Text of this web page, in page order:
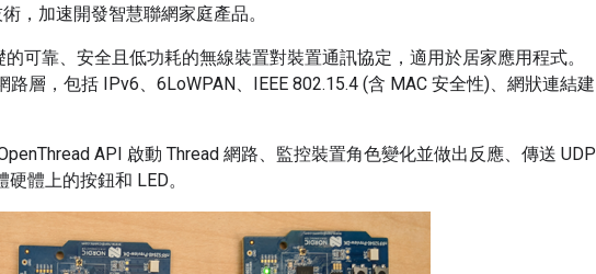
，加速開發智慧聯網家庭產品。
可靠、安全且低功耗的無線裝置對裝置通訊協定，適用於居家應用程式。
路層，包括 IPv6、6LoWPAN、IEEE 802.15.4 (含 MAC 安全性)、網狀連結建
API 啟動 Thread 網路、監控裝置角色變化並做出反應、傳送 UDP
體上的按鈕和 LED。